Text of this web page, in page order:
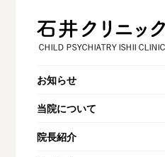
お知らせ
当院について
院長紹介